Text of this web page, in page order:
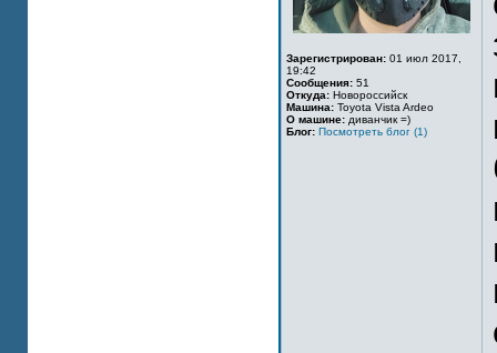
Зарегистрирован: 01 июл 2017,
19:42
Сообщения: 51
Откуда: Новороссийск
Машина: Toyota Vista Ardeo
О машине: диванчик =)
Блог: Посмотреть блог (1)